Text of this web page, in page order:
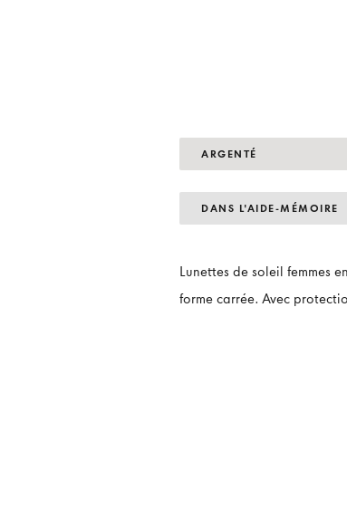
ARGENTÉ
DANS L'AIDE-MÉMOIRE
Lunettes de soleil femmes
forme carrée. Avec